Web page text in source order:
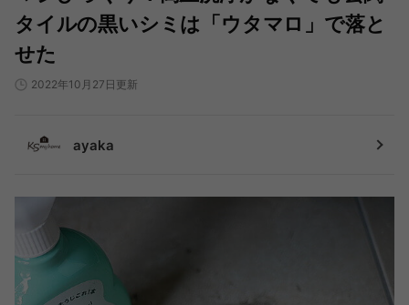
タイルの黒いシミは「ウタマロ」で落と
せた
2022年10月27日更新
ayaka